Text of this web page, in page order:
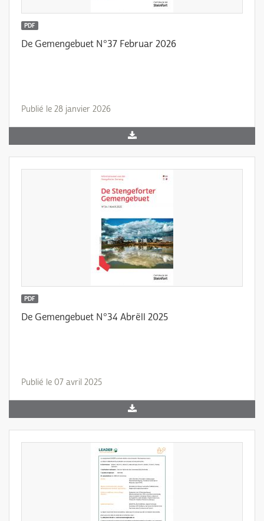
PDF
De Gemengebuet N°37 Februar 2026
Publié le 28 janvier 2026
PDF
De Gemengebuet N°34 Abrëll 2025
Publié le 07 avril 2025